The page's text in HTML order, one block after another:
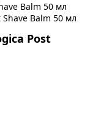
Balm 50 мл
Post